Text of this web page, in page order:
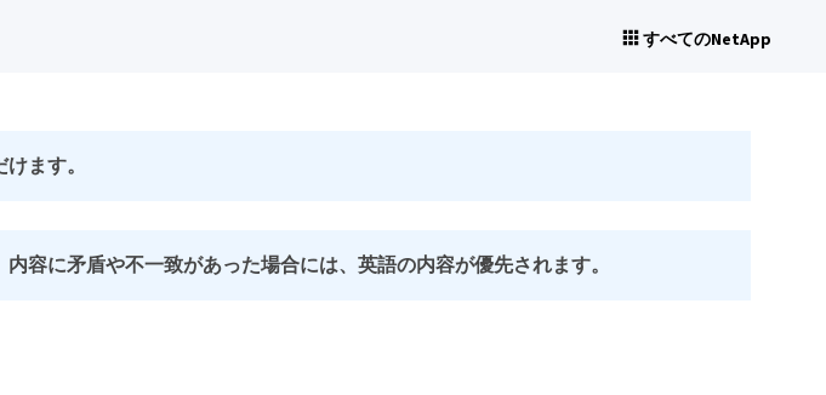
すべてのNetApp
ます。
容に矛盾や不一致があった場合には、英語の内容が優先されます。